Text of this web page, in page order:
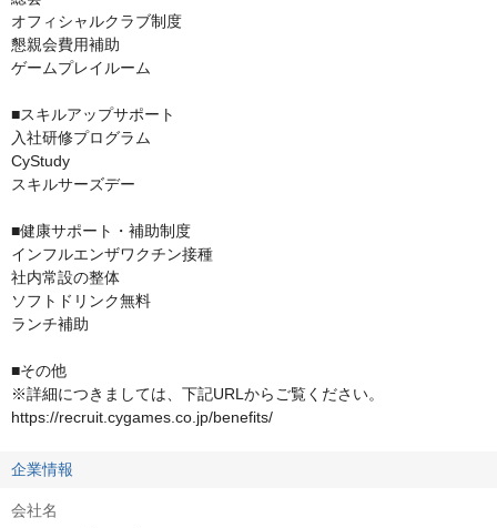
オフィシャルクラブ制度
懇親会費用補助
ゲームプレイルーム
■スキルアップサポート
入社研修プログラム
CyStudy
スキルサーズデー
■健康サポート・補助制度
インフルエンザワクチン接種
社内常設の整体
ソフトドリンク無料
ランチ補助
■その他
※詳細につきましては、下記URLからご覧ください。
https://recruit.cygames.co.jp/benefits/
企業情報
会社名